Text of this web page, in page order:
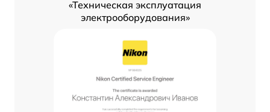
«Техническая эксплуатация
электрооборудования»